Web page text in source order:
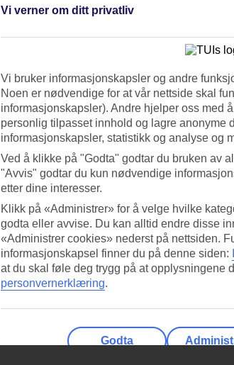
Vi verner om ditt privatliv
Vi bruker informasjonskapsler og andre
Noen er nødvendige for at vår nettside skal
informasjonskapsler). Andre hjelper oss med
personlig tilpasset innhold og lagre anonyme
informasjonskapsler, statistikk og analyse og
Ved å klikke på "Godta" godtar du bruken av
"Avvis" godtar du kun nødvendige
etter dine interesser.
Klikk på «Administrer» for å velge hvilke
godta eller avvise. Du kan alltid endre disse
«Administrer cookies» nederst på nettsiden.
informasjonskapsel finner du på denne siden:
at du skal føle deg trygg på at opplysningene
personvernerklæring.
Godta